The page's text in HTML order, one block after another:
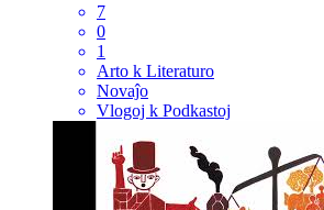
7
0
1
Arto k Literaturo
Novaĵo
Vlogoj k Podkastoj